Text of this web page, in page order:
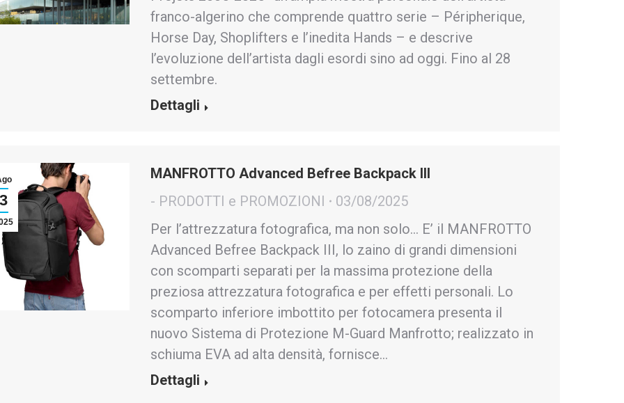
franco-algerino che comprende quattro serie – Péripherique,
Horse Day, Shoplifters e l’inedita Hands – e descrive
l’evoluzione dell’artista dagli esordi sino ad oggi. Fino al 28
settembre.
Dettagli
3
MANFROTTO Advanced Befree Backpack III
- PRODOTTI e PROMOZIONI
03/08/2025
Per l’attrezzatura fotografica, ma non solo… E’ il MANFROTTO
Advanced Befree Backpack III, lo zaino di grandi dimensioni
con scomparti separati per la massima protezione della
preziosa attrezzatura fotografica e per effetti personali. Lo
scomparto inferiore imbottito per fotocamera presenta il
nuovo Sistema di Protezione M-Guard Manfrotto; realizzato in
schiuma EVA ad alta densità, fornisce…
Dettagli